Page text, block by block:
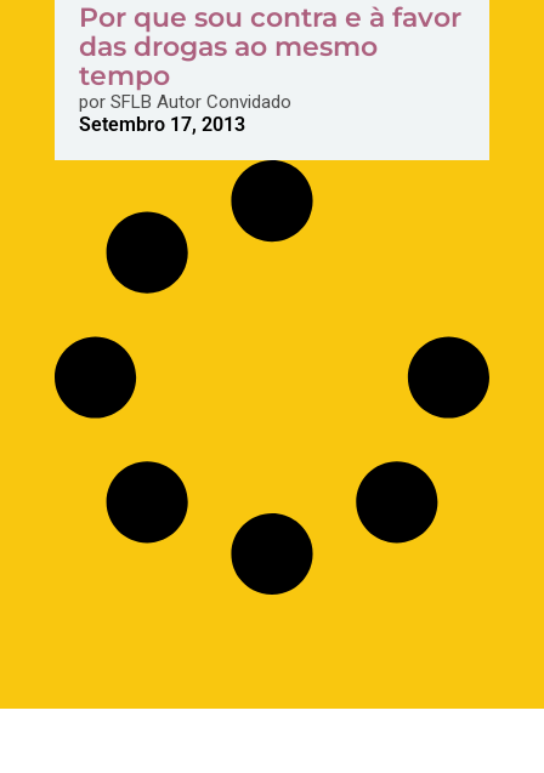
Por que sou contra e à favor
das drogas ao mesmo
tempo
porSFLB Autor Convidado
Setembro 17, 2013